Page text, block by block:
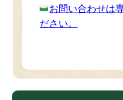
お問い合わせは
ださい。